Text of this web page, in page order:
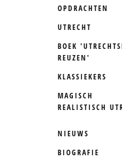
OPDRACHTEN
UTRECHT
BOEK
REUZEN'
KLASSIEKERS
MAGISCH
REALISTISCH
NIEUWS
BIOGRAFIE